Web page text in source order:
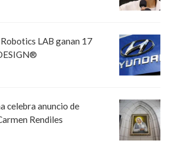
LAB ganan 17
celebra anuncio de
Rendiles